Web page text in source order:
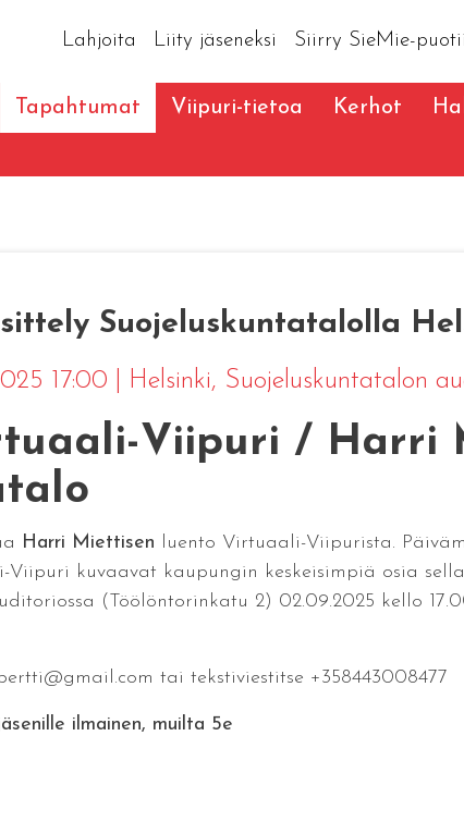
Lahjoita Liity jäseneksi Siirry SieMie-
Tapahtumat Viipuri-tietoa Kerhot
Suojeluskuntatalolla
17:00 Helsinki, Suojeluskuntatalon
Viipuri / Harri
Harri Miettisen luento Virtuaali-Viipurista.
kuvaavat kaupungin keskeisimpiä osia
(Töölöntorinkatu 2) 02.09.2025 kello
tai tekstiviestitse +358443008477
ilmainen, muilta 5e